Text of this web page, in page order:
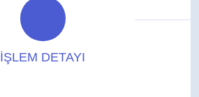
İŞLEM DETAYI